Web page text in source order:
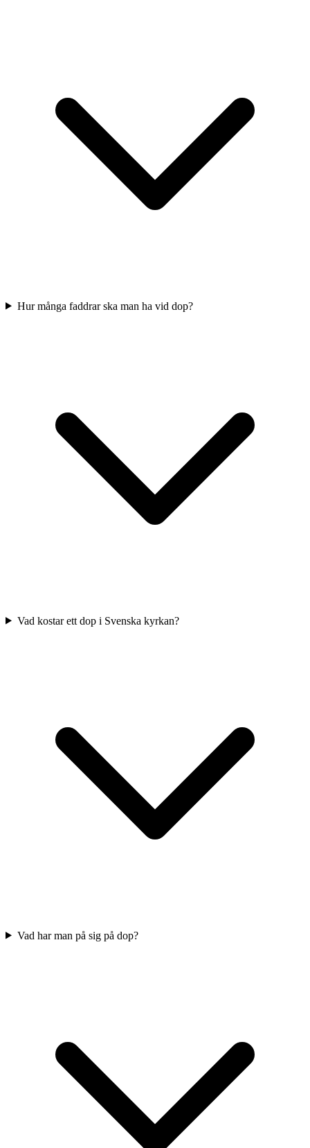
Hur många faddrar ska man ha vid dop?
Vad kostar ett dop i Svenska kyrkan?
Vad har man på sig på dop?